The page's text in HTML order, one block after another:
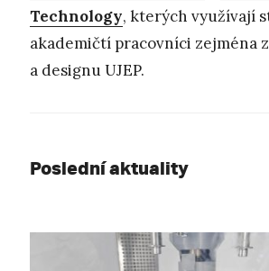
Technology, kterých využívají
akademičtí pracovníci zejména
a designu UJEP.
Poslední aktuality